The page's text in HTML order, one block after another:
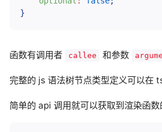
}
函数有调用者 callee 和参数
完整的 js 语法树节点类型定义可以在
简单的 api 调用就可以获取到渲染函数